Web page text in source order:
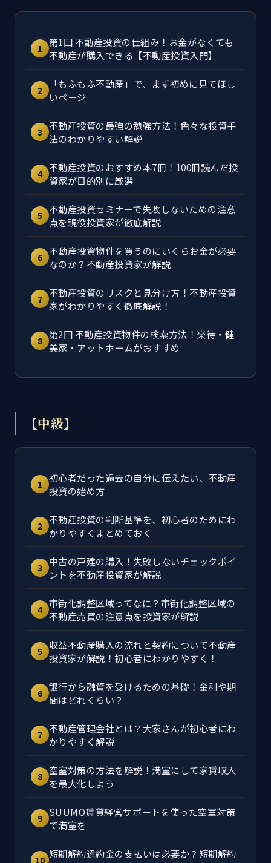
1 第1回 不動産投資の仕組み！お金がなくても
不動産が購入できる【不動産投資入門】
2
「もふもふ不動産」で、まず初めに見てほし
いページ
3
不動産投資の最強の勉強方法！色々な投資手
法のわかりやすい解説
4 不動産投資のおすすめ本7冊！100冊読んだ投
資家が目的別に厳選
5
不動産投資セミナーで失敗しないための注意
点を現役投資家が徹底解説
6 不動産投資物件を買うのにいくらお金が必要
なのか？不動産投資家が解説
7 不動産投資のリスクと見分け方！不動産投資
家がわかりやすく徹底解説！
8 第2回 不動産投資物件の検索方法！楽待・健
美家・アットホームがおすすめ
【中級】
1 初心者だった過去の自分に伝えたい、不動産
投資の始め方
2 不動産投資の判断基準を、初心者のためにわ
かりやすくまとめておく
3
中古の戸建の購入！失敗しないチェックポイ
ントを不動産投資家が解説
4 市街化調整区域ってなに？市街化調整区域の
不動産売買の注意点を投資家が解説
5
収益不動産購入の流れと契約について不動産
投資家が解説！初心者にわかりやすく！
6 銀行から融資を受けるための基礎！金利や期
間はどれくらい？
7 不動産管理会社とは？大家さんが初心者にわ
かりやすく解説
8 空室対策の方法を解説！満室にして家賃収入
を最大化しよう
9 SUUMO賃貸経営サポートを使った空室対策
で満室を
10 短期解約違約金の支払いは必要か？短期解約